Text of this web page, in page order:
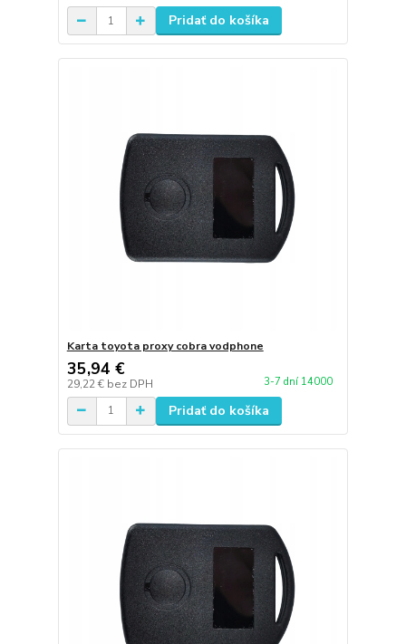
Pridať do košíka
Karta toyota proxy cobra vodphone
35,94 €
29,22 € bez DPH 3-7 dní 14000
Pridať do košíka